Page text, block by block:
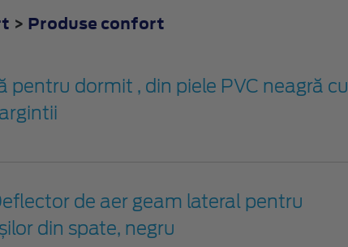
> Produse confort
pentru dormit , din piele PVC neagră cu
de aer geam lateral pentru
din spate, negru